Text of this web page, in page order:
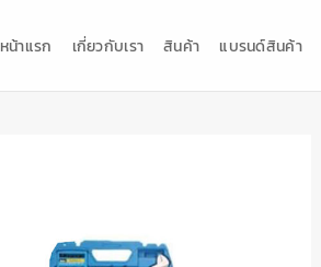
หน้าแรก เกี่ยวกับเรา สินค้า แบรนด์สินค้า